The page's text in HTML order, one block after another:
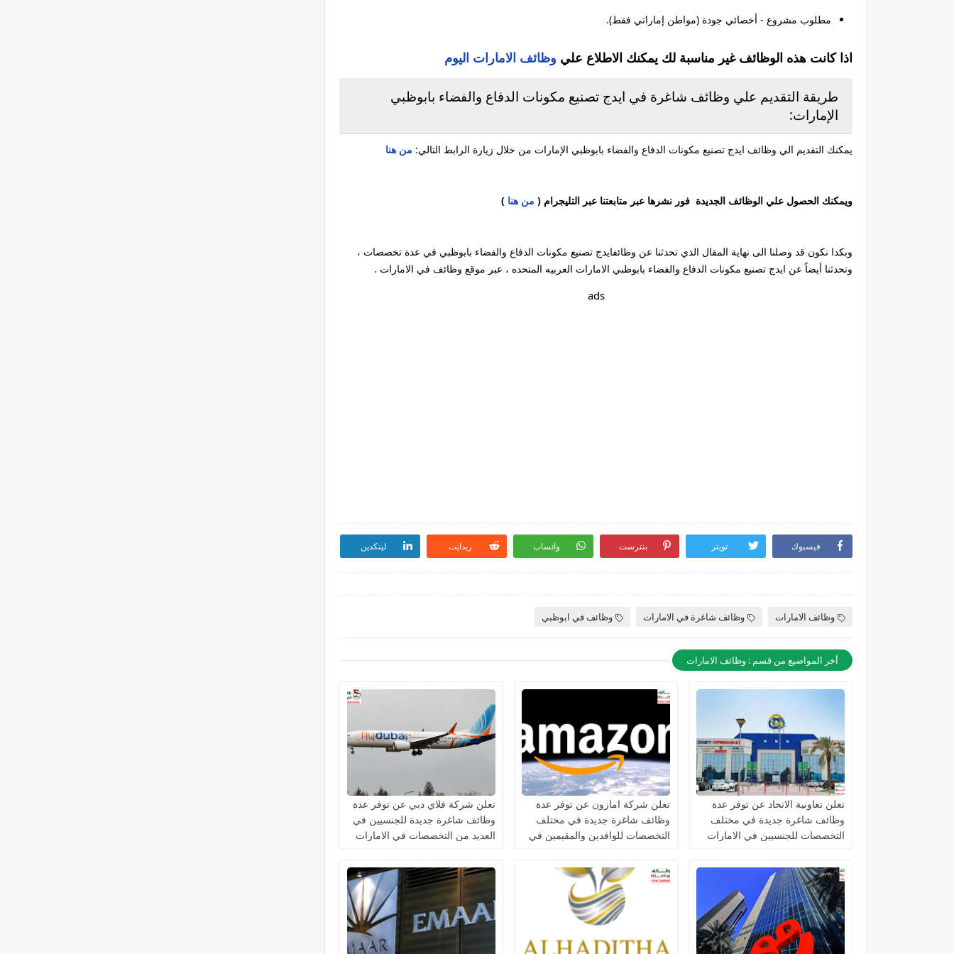
مطلوب مشروع - أخصائي جودة (مواطن إماراتي فقط).
اذا كانت هذه الوظائف غير مناسبة لك يمكنك الاطلاع علي وظائف الامارات اليوم
طريقة التقديم علي وظائف شاغرة في ايدج تصنيع مكونات الدفاع والفضاء بابوظبي
الإمارات:
يمكنك التقديم الي وظائف ايدج تصنيع مكونات الدفاع والفضاء بابوظبي الإمارات من خلال زيارة الرابط التالي: من هنا
ويمكنك الحصول علي الوظائف الجديدة فور نشرها عبر متابعتنا عبر التليجرام ( من هنا )
وبكدا نكون قد وصلنا الى نهاية المقال الذي تحدثنا عن وظائفايدج تصنيع مكونات الدفاع والفضاء بابوظبي في عدة تخصصات ،
وتحدثنا أيضاً عن ايدج تصنيع مكونات الدفاع والفضاء بابوظبي الامارات العربيه المتحده ، عبر موقع وظائف في الامارات .
ads
فيسبوك تويتر بنترست واتساب ريدايت لينكدين
وظائف الامارات وظائف شاغرة في الامارات وظائف في ابوظبي
أخر المواضيع من قسم : وظائف الامارات
تعلن تعاونية الاتحاد عن توفر عدة
وظائف شاغرة جديدة في مختلف
التخصصات للجنسيين في الامارات
تعلن شركة امازون عن توفر عدة
وظائف شاغرة جديدة في مختلف
التخصصات للوافدين والمقيمين في
تعلن شركة فلاي دبي عن توفر عدة
وظائف شاغرة جديدة للجنسيين في
العديد من التخصصات في الامارات